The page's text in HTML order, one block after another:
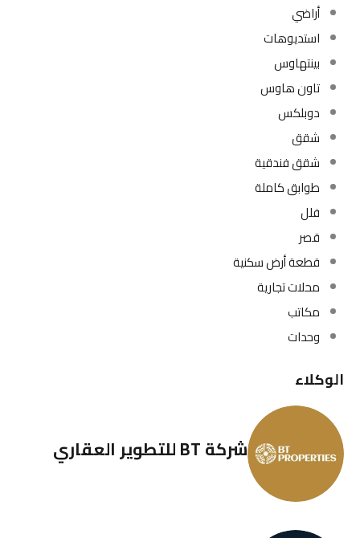
أراضي
استديوهات
بينتهاوس
تاون هاوس
دوبلكس
شقق
شقق فندقية
طوابق كاملة
فلل
قصر
قطعة أرض سكنية
محلات تجارية
مكاتب
وحدات
الوكلاء
شركة BT للتطوير العقاري